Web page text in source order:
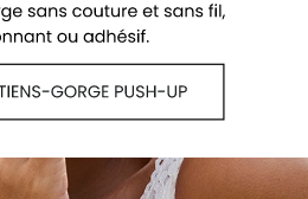
Voir tous les soutiens-gorge Triangle